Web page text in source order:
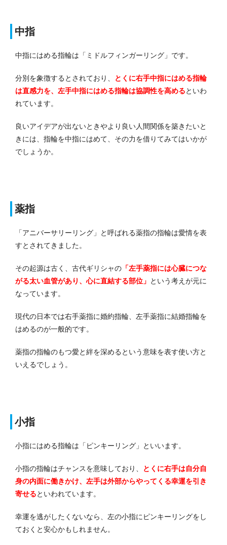
中指
中指にはめる指輪は「ミドルフィンガーリング」です。
分別を象徴するとされており、
とくに右手中指にはめる指輪
は直感力を、左手中指にはめる指輪は協調性を高めるといわ
れています。
良いアイデアが出ないときやより良い人間関係を築きたいと
きには、指輪を中指にはめて、その力を借りてみてはいかが
でしょうか。
薬指
「アニバーサリーリング」と呼ばれる薬指の指輪は愛情を表
すとされてきました。
その起源は古く、古代ギリシャの 「左手薬指には心臓につな
がる太い血管があり、心に直結する部位」 という考えが元に
なっています。
現代の日本では右手薬指に婚約指輪、左手薬指に結婚指輪を
はめるのが一般的です。
薬指の指輪のもつ愛と絆を深めるという意味を表す使い方と
いえるでしょう。
小指
小指にはめる指輪は「ピンキーリング」といいます。
小指の指輪はチャンスを意味しており、
とくに右手は自分自
身の内面に働きかけ、左手は外部からやってくる幸運を引き
寄せるといわれています。
幸運を逃がしたくないなら、左の小指にピンキーリングをし
ておくと安心かもしれません。